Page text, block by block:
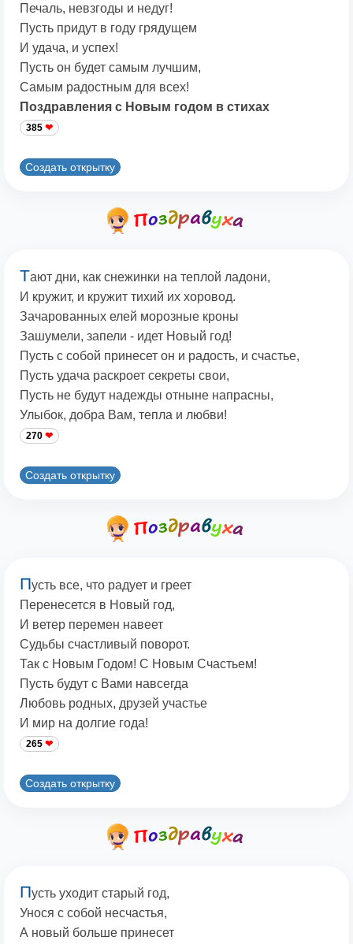
Печаль, невзгоды и недуг!
Пусть придут в году грядущем
И удача, и успех!
Пусть он будет самым лучшим,
Самым радостным для всех!
Поздравления с Новым годом в стихах
385
Создать открытку
Тают дни, как снежинки на теплой ладони,
И кружит, и кружит тихий их хоровод.
Зачарованных елей морозные кроны
Зашумели, запели - идет Новый год!
Пусть с собой принесет он и радость, и счастье,
Пусть удача раскроет секреты свои,
Пусть не будут надежды отныне напрасны,
Улыбок, добра Вам, тепла и любви!
270
Создать открытку
Пусть все, что радует и греет
Перенесется в Новый год,
И ветер перемен навеет
Судьбы счастливый поворот.
Так с Новым Годом! С Новым Счастьем!
Пусть будут с Вами навсегда
Любовь родных, друзей участье
И мир на долгие года!
265
Создать открытку
Пусть уходит старый год,
Унося с собой несчастья,
А новый больше принесет